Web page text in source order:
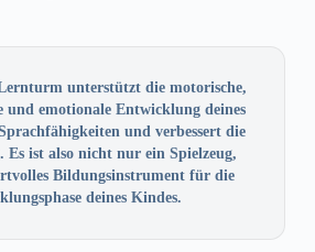
unterstützt die motorische,
und emotionale Entwicklung deines
und verbessert die
Es ist also nicht nur ein Spielzeug,
Bildungsinstrument für die
deines Kindes.